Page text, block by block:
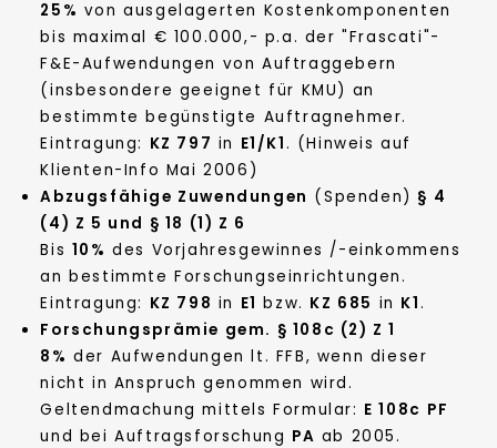
25% von ausgelagerten Kostenkomponenten
bis maximal € 100.000,- p.a. der "Frascati"-
F&E-Aufwendungen von Auftraggebern
(insbesondere geeignet für KMU) an
bestimmte begünstigte Auftragnehmer.
Eintragung: KZ 797 in E1/K1. (Hinweis auf
Klienten-Info Mai 2006)
Abzugsfähige Zuwendungen (Spenden) § 4
(4) Z 5 und § 18 (1) Z 6
Bis 10% des Vorjahresgewinnes /-einkommens
an bestimmte Forschungseinrichtungen.
Eintragung: KZ 798 in E1 bzw. KZ 685 in K1.
Forschungsprämie gem. § 108c (2) Z 1
8% der Aufwendungen lt. FFB, wenn dieser
nicht in Anspruch genommen wird.
Geltendmachung mittels Formular: E 108c PF
und bei Auftragsforschung PA ab 2005.